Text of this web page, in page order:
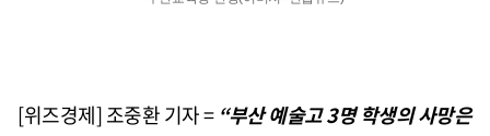
[위즈경제] 조중환 기자 = “부산 예술고 3명 학생의 사망은